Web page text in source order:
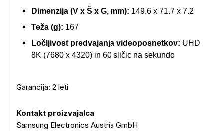
Dimenzija (V x Š x G, mm): 149.6 x 71.7 x 7.2
Teža (g): 167
Ločljivost predvajanja videoposnetkov: UHD
8K (7680 x 4320) in 60 sličic na sekundo
Garancija: 2 leti
Kontakt proizvajalca
Samsung Electronics Austria GmbH